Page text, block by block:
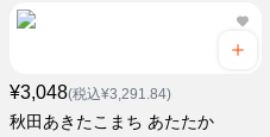
¥3,048(税込¥3,291.84)
秋田あきたこまち あたたか